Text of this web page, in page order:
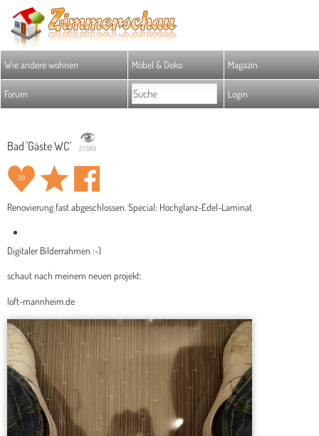
Wie andere wohnen Möbel & Deko Magazin
Forum Login
Bad 'Gäste WC' 21.989
39
Renovierung fast abgeschlossen. Special: Hochglanz-Edel-Laminat
Digitaler Bilderrahmen :-)
schaut nach meinem neuen projekt:
loft-mannheim.de